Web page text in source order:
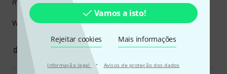
Vamos a isto!
Rejeitar cookies Mais informações
Informação legal · Avisos de proteção dos dados
Works well and as expected!
0 REPORTAR A CRÍTICA